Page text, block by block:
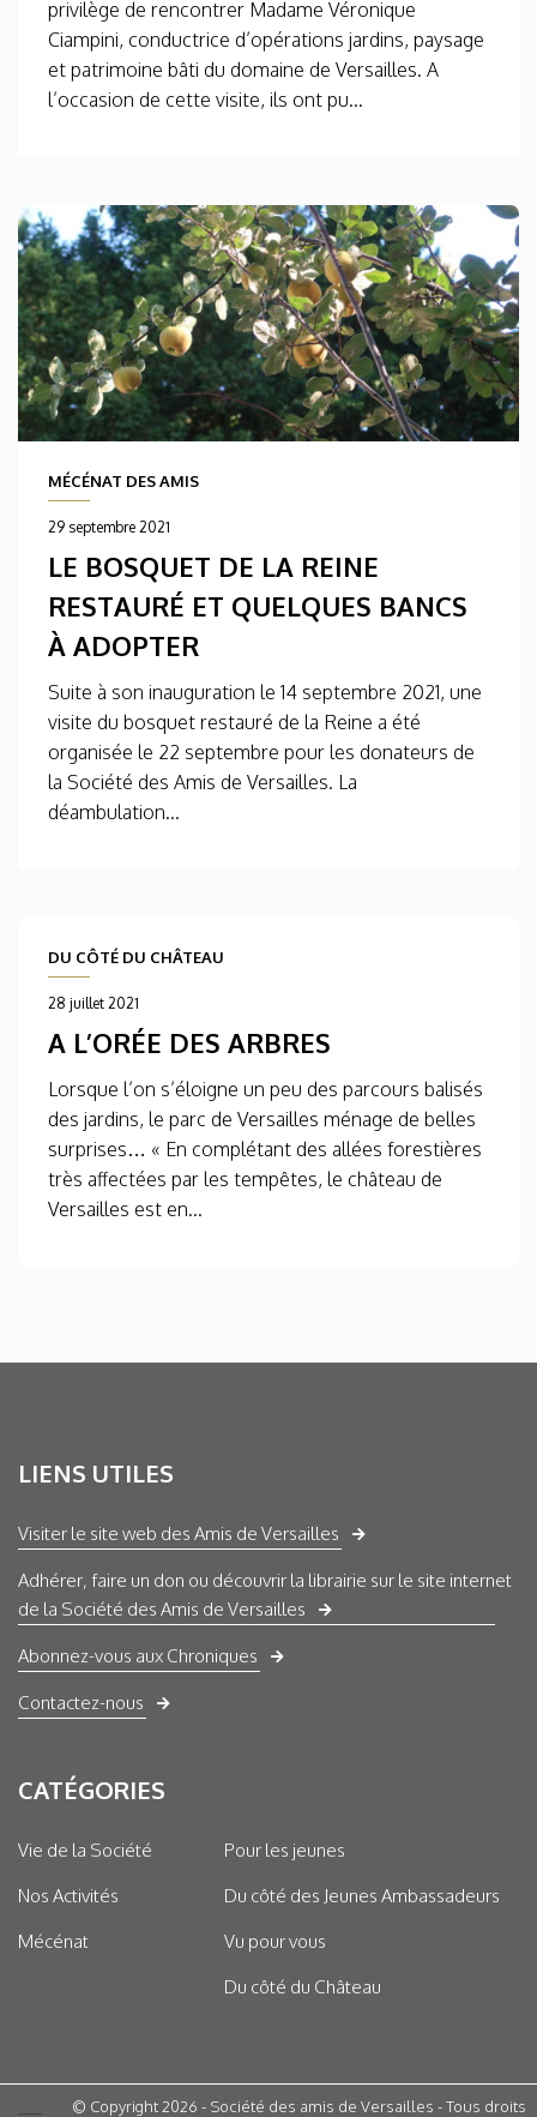
privilège de rencontrer Madame Véronique
Ciampini, conductrice d’opérations jardins, paysage
et patrimoine bâti du domaine de Versailles. A
l’occasion de cette visite, ils ont pu...
MÉCÉNAT DES AMIS
29 septembre 2021
LE BOSQUET DE LA REINE
RESTAURÉ ET QUELQUES BANCS
À ADOPTER
Suite à son inauguration le 14 septembre 2021, une
visite du bosquet restauré de la Reine a été
organisée le 22 septembre pour les donateurs de
la Société des Amis de Versailles. La
déambulation...
DU CÔTÉ DU CHÂTEAU
28 juillet 2021
A L’ORÉE DES ARBRES
Lorsque l’on s’éloigne un peu des parcours balisés
des jardins, le parc de Versailles ménage de belles
surprises… « En complétant des allées forestières
très affectées par les tempêtes, le château de
Versailles est en...
LIENS UTILES
Visiter le site web des Amis de Versailles
Adhérer, faire un don ou découvrir la librairie sur le site internet
de la Société des Amis de Versailles
Abonnez-vous aux Chroniques
Contactez-nous
CATÉGORIES
Vie de la Société
Nos Activités
Mécénat
Pour les jeunes
Du côté des Jeunes Ambassadeurs
Vu pour vous
Du côté du Château
© Copyright 2026 - Société des amis de Versailles - Tous droits